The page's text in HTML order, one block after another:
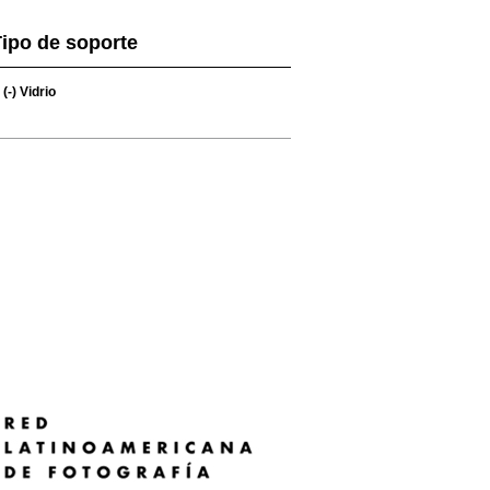
de soporte
(-) Vidrio